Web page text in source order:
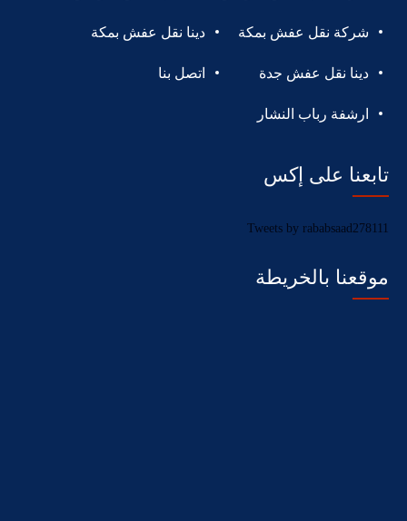
شركة نقل عفش بمكة دينا نقل عفش بمكة
دينا نقل عفش جدة اتصل بنا
ارشفة رباب النشار
تابعنا على إكس
Tweets by rababsaad278111
موقعنا بالخريطة